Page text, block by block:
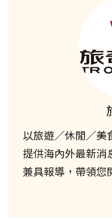
以旅遊／休閒／美
提供海內外最新消
兼具報導，帶領您